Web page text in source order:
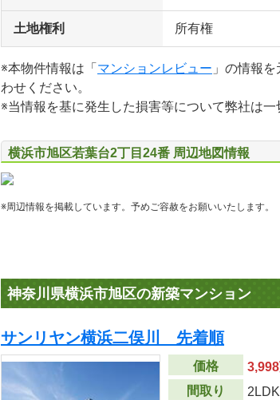
土地権利 所有権
※本物件情報は「 マンションレビュー 」の情報
わせください。
※当情報を基に発生した損害等について弊社は
横浜市旭区若葉台2丁目24番 周辺地図情報
※周辺情報を掲載しています。予めご容赦をお願いいたします。
神奈川県横浜市旭区の新築マンション
サンリヤン横浜二俣川 先着順
価格
間取り